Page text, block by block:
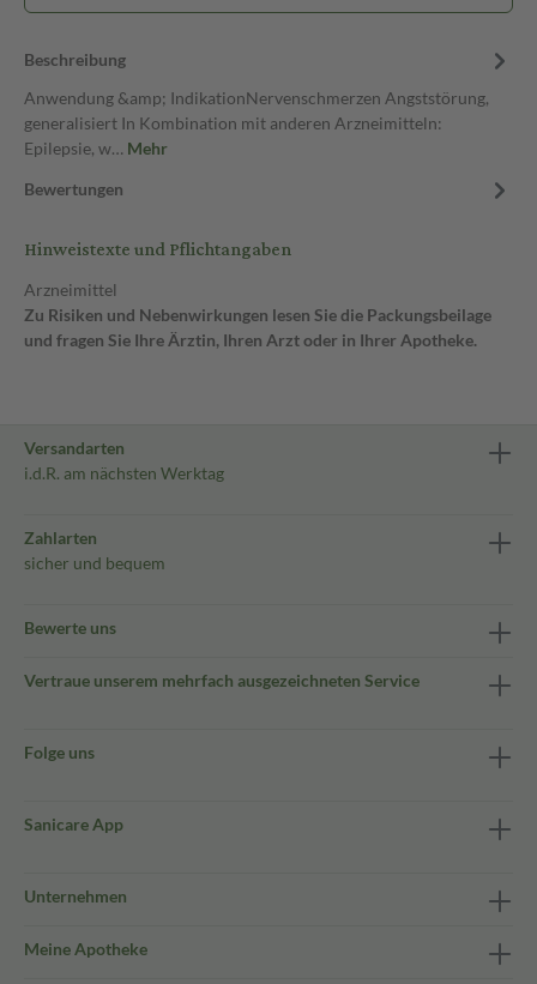
Beschreibung
Anwendung &amp; IndikationNervenschmerzen Angststörung,
generalisiert In Kombination mit anderen Arzneimitteln:
Epilepsie, w… Mehr
Bewertungen
Hinweistexte und Pflichtangaben
Arzneimittel
Zu Risiken und Nebenwirkungen lesen Sie die Packungsbeilage
und fragen Sie Ihre Ärztin, Ihren Arzt oder in Ihrer Apotheke.
Versandarten
i.d.R. am nächsten Werktag
Zahlarten
sicher und bequem
Bewerte uns
Vertraue unserem mehrfach ausgezeichneten Service
Folge uns
Sanicare App
Unternehmen
Meine Apotheke